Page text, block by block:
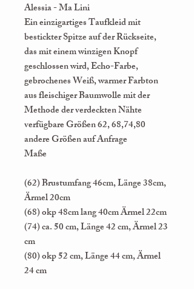
Alessia - Ma Lini
Ein einzigartiges Taufkleid mit
bestickter Spitze auf der Rückseite,
das mit einem winzigen Knopf
geschlossen wird, Echo-Farbe,
gebrochenes Weiß, warmer Farbton
aus fleischiger Baumwolle mit der
Methode der verdeckten Nähte
verfügbare Größen 62, 68,74,80
andere Größen auf Anfrage
Maße
(62) Brustumfang 46cm, Länge 38cm,
Ärmel 20cm
(68) okp 48cm lang 40cm Ärmel 22cm
(74) ca. 50 cm, Länge 42 cm, Ärmel 23
cm
(80) okp 52 cm, Länge 44 cm, Ärmel
24 cm